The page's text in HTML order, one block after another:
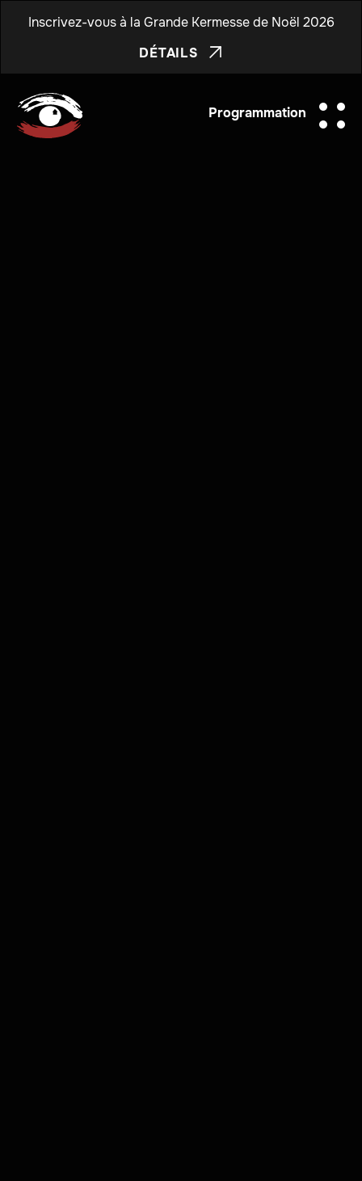
Inscrivez-vous à la Grande Kermesse de Noël 2026
DÉTAILS

Programmation